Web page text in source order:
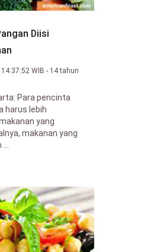
Diisi
WIB - 14 tahun
Para pencinta
harus lebih
yang
makanan yang